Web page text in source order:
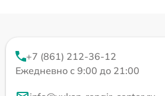
+7 (861) 212-36-12
Ежедневно с 9:00 до 21:00